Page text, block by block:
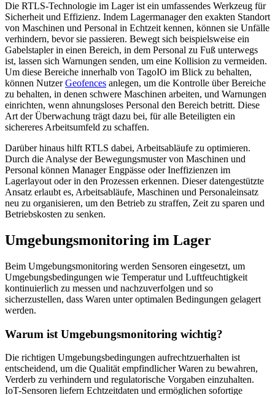
Die RTLS-Technologie im Lager ist ein umfassendes Werkzeug für
Sicherheit und Effizienz. Indem Lagermanager den exakten Standort
von Maschinen und Personal in Echtzeit kennen, können sie Unfälle
verhindern, bevor sie passieren. Bewegt sich beispielsweise ein
Gabelstapler in einen Bereich, in dem Personal zu Fuß unterwegs
ist, lassen sich Warnungen senden, um eine Kollision zu vermeiden.
Um diese Bereiche innerhalb von TagoIO im Blick zu behalten,
können NutzerGeofences anlegen, um die Kontrolle über Bereiche
zu behalten, in denen schwere Maschinen arbeiten, und Warnungen
einrichten, wenn ahnungsloses Personal den Bereich betritt. Diese
Art der Überwachung trägt dazu bei, für alle Beteiligten ein
sichereres Arbeitsumfeld zu schaffen.
Darüber hinaus hilft RTLS dabei, Arbeitsabläufe zu optimieren.
Durch die Analyse der Bewegungsmuster von Maschinen und
Personal können Manager Engpässe oder Ineffizienzen im
Lagerlayout oder in den Prozessen erkennen. Dieser datengestützte
Ansatz erlaubt es, Arbeitsabläufe, Maschinen und Personaleinsatz
neu zu organisieren, um den Betrieb zu straffen, Zeit zu sparen und
Betriebskosten zu senken.
Umgebungsmonitoring im Lager
Beim Umgebungsmonitoring werden Sensoren eingesetzt, um
Umgebungsbedingungen wie Temperatur und Luftfeuchtigkeit
kontinuierlich zu messen und nachzuverfolgen und so
sicherzustellen, dass Waren unter optimalen Bedingungen gelagert
werden.
Warum ist Umgebungsmonitoring wichtig?
Die richtigen Umgebungsbedingungen aufrechtzuerhalten ist
entscheidend, um die Qualität empfindlicher Waren zu bewahren,
Verderb zu verhindern und regulatorische Vorgaben einzuhalten.
IoT-Sensoren liefern Echtzeitdaten und ermöglichen sofortige